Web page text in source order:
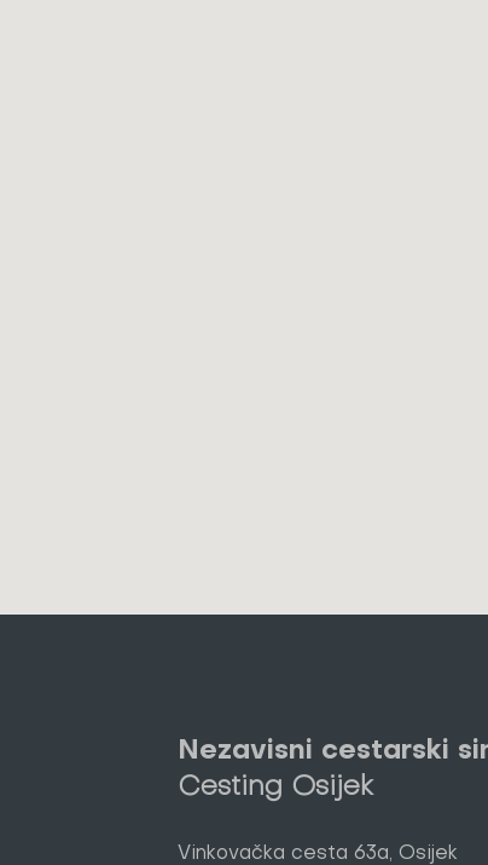
Nezavisni cestarski
Cesting Osijek
Vinkovačka cesta 63a, Osijek